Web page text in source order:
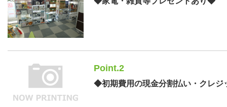
Point.2
◆初期費用の現金分割払い・クレ